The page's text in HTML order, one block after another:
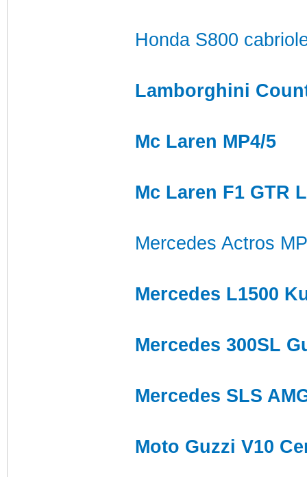
Honda S800
Lamborghini
Mc Laren MP4/5
Mc Laren F1 GTR
Mercedes Actros
Mercedes L1500
Mercedes 300SL
Mercedes SLS
Moto Guzzi V10